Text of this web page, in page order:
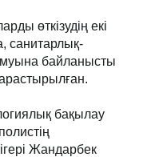
өткізудің екі
санитарлық-
байланысты
бақылау
Жандарбек